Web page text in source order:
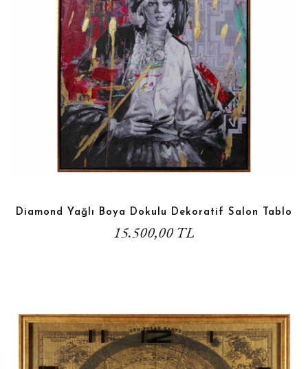
Diamond Yağlı Boya Dokulu Dekoratif Salon Tablo
15.500,00 TL